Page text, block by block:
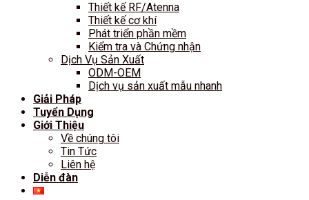
Thiết kế RF/Atenna
Thiết kế cơ khí
Phát triển phần mềm
Kiểm tra và Chứng nhận
Dịch Vụ Sản Xuất
ODM-OEM
Dịch vụ sản xuất mẫu nhanh
Giải Pháp
Tuyển Dụng
Giới Thiệu
Về chúng tôi
Tin Tức
Liên hệ
Diễn đàn